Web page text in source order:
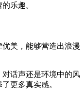
乐趣。
美，能够营造出浪漫
话声还是环境中的风
更多真实感。